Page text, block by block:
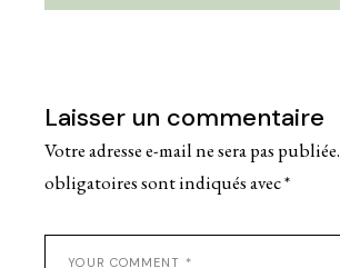
Laisser un commentaire
Votre adresse e-mail ne sera pas publiée.
obligatoires sont indiqués avec*